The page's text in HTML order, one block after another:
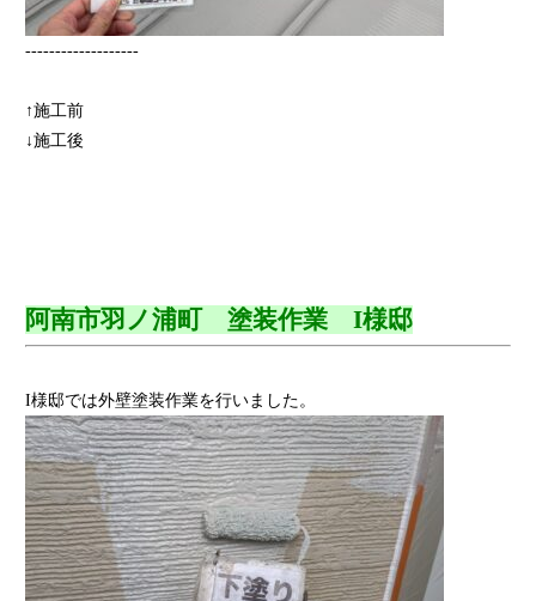
-------------------
↑施工前
↓施工後
阿南市羽ノ浦町 塗装作業 I様邸
I様邸では外壁塗装作業を行いました。